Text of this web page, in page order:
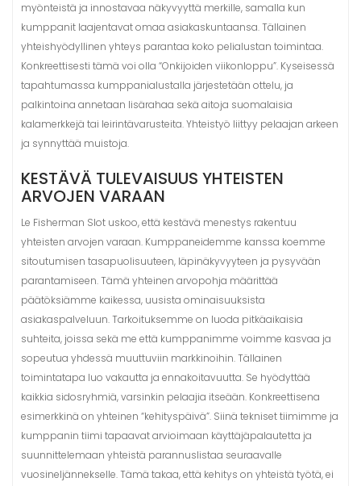
myönteistä ja innostavaa näkyvyyttä merkille, samalla kun
kumppanit laajentavat omaa asiakaskuntaansa. Tällainen
yhteishyödyllinen yhteys parantaa koko pelialustan toimintaa.
Konkreettisesti tämä voi olla “Onkijoiden viikonloppu”. Kyseisessä
tapahtumassa kumppanialustalla järjestetään ottelu, ja
palkintoina annetaan lisärahaa sekä aitoja suomalaisia
kalamerkkejä tai leirintävarusteita. Yhteistyö liittyy pelaajan arkeen
ja synnyttää muistoja.
KESTÄVÄ TULEVAISUUS YHTEISTEN
ARVOJEN VARAAN
Le Fisherman Slot uskoo, että kestävä menestys rakentuu
yhteisten arvojen varaan. Kumppaneidemme kanssa koemme
sitoutumisen tasapuolisuuteen, läpinäkyvyyteen ja pysyvään
parantamiseen. Tämä yhteinen arvopohja määrittää
päätöksiämme kaikessa, uusista ominaisuuksista
asiakaspalveluun. Tarkoituksemme on luoda pitkäaikaisia
suhteita, joissa sekä me että kumppanimme voimme kasvaa ja
sopeutua yhdessä muuttuviin markkinoihin. Tällainen
toimintatapa luo vakautta ja ennakoitavuutta. Se hyödyttää
kaikkia sidosryhmiä, varsinkin pelaajia itseään. Konkreettisena
esimerkkinä on yhteinen “kehityspäivä”. Siinä tekniset tiimimme ja
kumppanin tiimi tapaavat arvioimaan käyttäjäpalautetta ja
suunnittelemaan yhteistä parannuslistaa seuraavalle
vuosineljännekselle. Tämä takaa, että kehitys on yhteistä työtä, ei